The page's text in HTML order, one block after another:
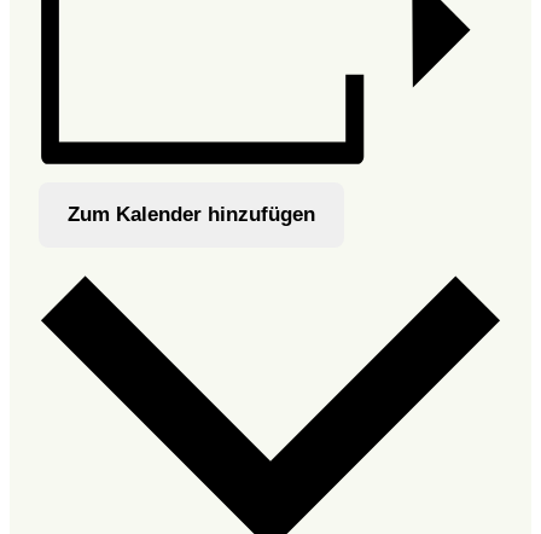
Zum Kalender hinzufügen